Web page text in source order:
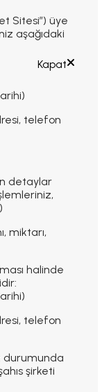
Sitesi”) üye
aşağıdaki
telefon
detaylar
miktarı,
halinde
telefon
durumunda
şirketi
Kapat